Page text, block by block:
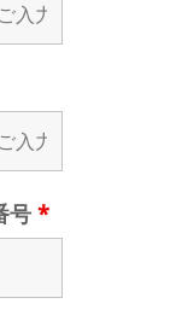
号 *